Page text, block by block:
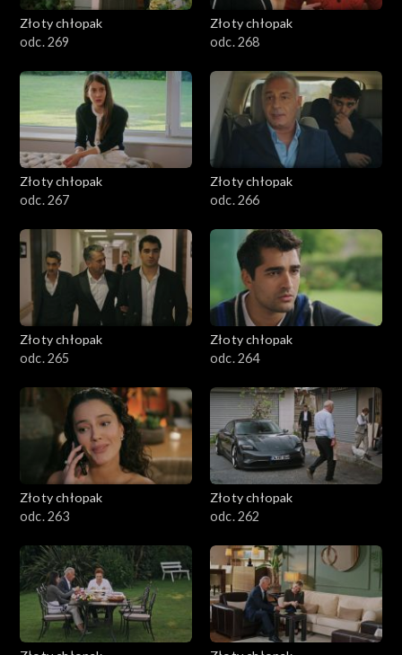
Złoty chłopak
odc. 269
Złoty chłopak
odc. 268
Złoty chłopak
odc. 267
Złoty chłopak
odc. 266
Złoty chłopak
odc. 265
Złoty chłopak
odc. 264
Złoty chłopak
odc. 263
Złoty chłopak
odc. 262